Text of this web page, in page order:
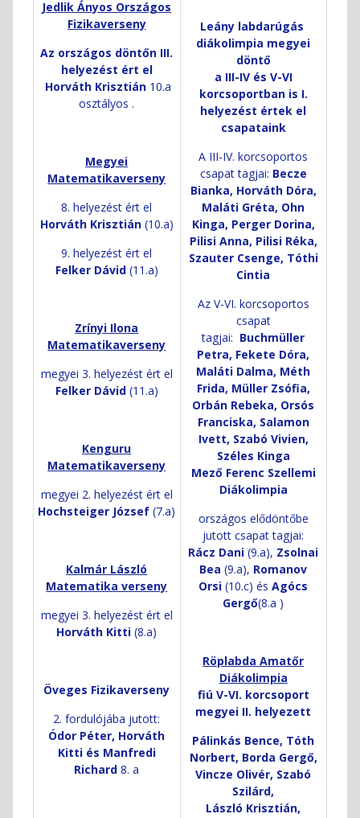
Jedlik Ányos Országos
Fizikaverseny
Az országos döntőn III.
helyezést ért el
Horváth Krisztián 10.a
osztályos .
Megyei
Matematikaverseny
8. helyezést ért el
Horváth Krisztián(10.a)
9. helyezést ért el
Felker Dávid (11.a)
Zrínyi Ilona
Matematikaverseny
megyei 3. helyezést ért el
Felker Dávid(11.a)
Kenguru
Matematikaverseny
megyei 2. helyezést ért el
Hochsteiger József (7.a)
Kalmár László
Matematika verseny
megyei 3. helyezést ért el
Horváth Kitti (8.a)
Öveges Fizikaverseny
2. fordulójába jutott:
Ódor Péter, Horváth
Kitti és Manfredi
Richard 8. a
Leány labdarúgás
diákolimpia megyei
döntő
a III-IV és V-VI
korcsoportban is I.
helyezést értek el
csapataink
A III-IV. korcsoportos
csapat tagjai: Becze
Bianka, Horváth Dóra,
Maláti Gréta, Ohn
Kinga, Perger Dorina,
Pilisi Anna, Pilisi Réka,
Szauter Csenge, Tóthi
Cintia
Az V-VI. korcsoportos
csapat
tagjai: Buchmüller
Petra, Fekete Dóra,
Maláti Dalma, Méth
Frida, Müller Zsófia,
Orbán Rebeka, Orsós
Franciska, Salamon
Ivett, Szabó Vivien,
Széles Kinga
Mező Ferenc Szellemi
Diákolimpia
országos elődöntőbe
jutott csapat tagjai:
Rácz Dani(9.a), Zsolnai
Bea (9.a), Romanov
Orsi(10.c) ésAgócs
Gergő(8.a )
Röplabda Amatőr
Diákolimpia
fiú V-VI. korcsoport
megyei II. helyezett
Pálinkás Bence, Tóth
Norbert, Borda Gergő,
Vincze Olivér, Szabó
Szilárd,
László Krisztián,